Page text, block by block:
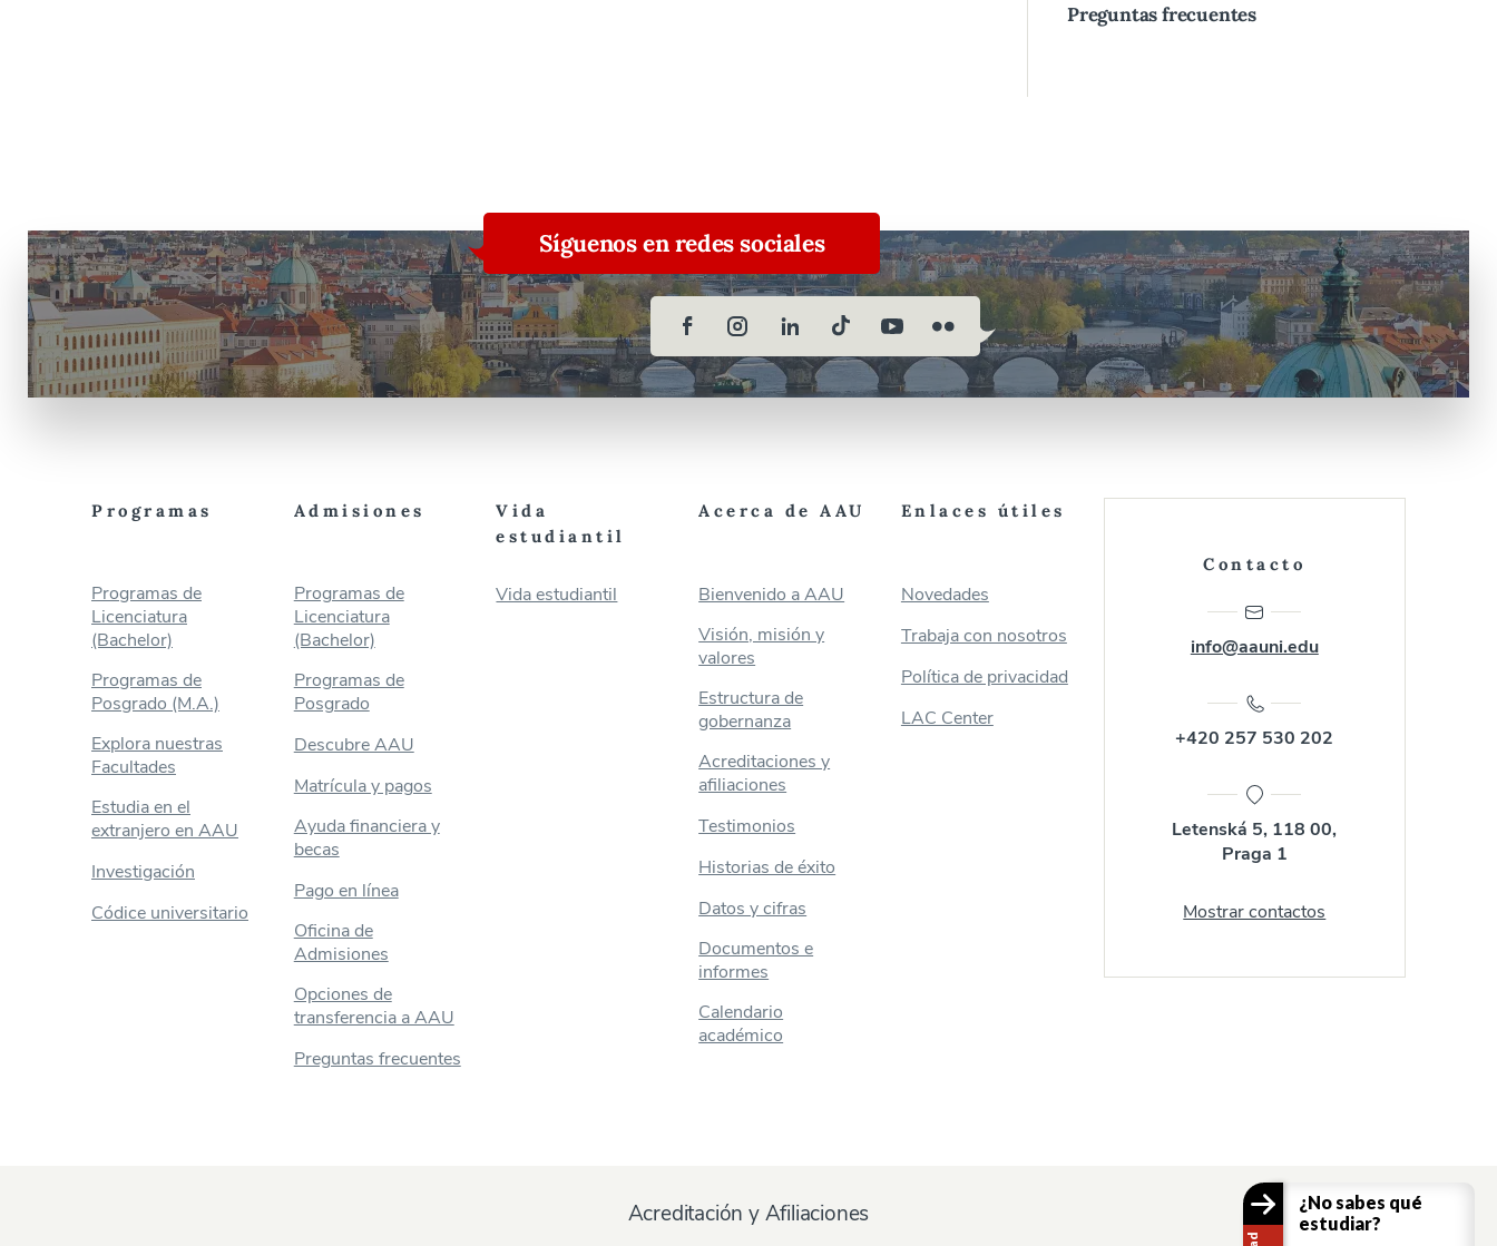
Preguntas frecuentes
Síguenos en redes sociales
Programas
Programas de
Licenciatura
(Bachelor)
Programas de
Posgrado (M.A.)
Explora nuestras
Facultades
Estudia en el
extranjero en AAU
Investigación
Códice universitario
Admisiones
Programas de
Licenciatura
(Bachelor)
Programas de
Posgrado
Descubre AAU
Matrícula y pagos
Ayuda financiera y
becas
Pago en línea
Oficina de
Admisiones
Opciones de
transferencia a AAU
Preguntas frecuentes
Vida
estudiantil
Vida estudiantil
Acerca de AAU
Bienvenido a AAU
Visión, misión y
valores
Estructura de
gobernanza
Acreditaciones y
afiliaciones
Testimonios
Historias de éxito
Datos y cifras
Documentos e
informes
Calendario
académico
Enlaces útiles
Novedades
Trabaja con nosotros
Política de privacidad
LAC Center
Contacto
info@aauni.edu
+420 257 530 202
Letenská 5, 118 00,
Praga 1
Mostrar contactos
Acreditación y Afiliaciones
¿No sabes qué
estudiar?